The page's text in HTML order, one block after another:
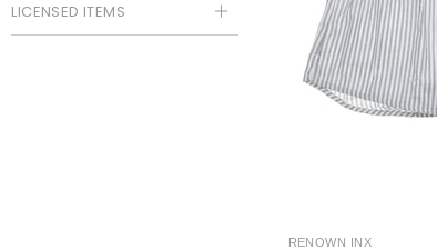
LICENSED ITEMS
RENOWN INX